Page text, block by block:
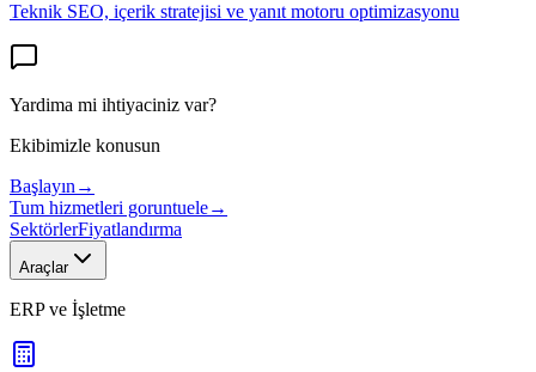
Teknik SEO, içerik stratejisi ve yanıt motoru optimizasyonu
Yardima mi ihtiyaciniz var?
Ekibimizle konusun
Başlayın →
Tum hizmetleri goruntuele→
SektörlerFiyatlandırma
Araçlar
ERP ve İşletme